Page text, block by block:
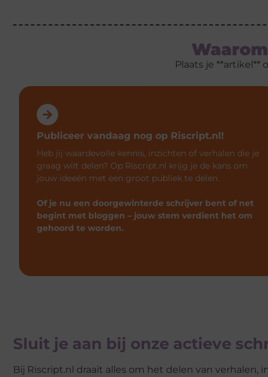
Plaats je
Publiceer vandaag nog op Riscript.nl!
Heb jij waardevolle kennis, inzichten of verhalen die je
graag wilt delen? Op Riscript.nl krijg je de kans om
jouw ideeën met een groot publiek te delen.
Of je nu een doorgewinterde schrijver bent of net
begint met bloggen – jouw stem verdient het om
gehoord te worden.
Sluit je aan bij onze actieve
Bij Riscript.nl draait alles om het delen van verhalen,